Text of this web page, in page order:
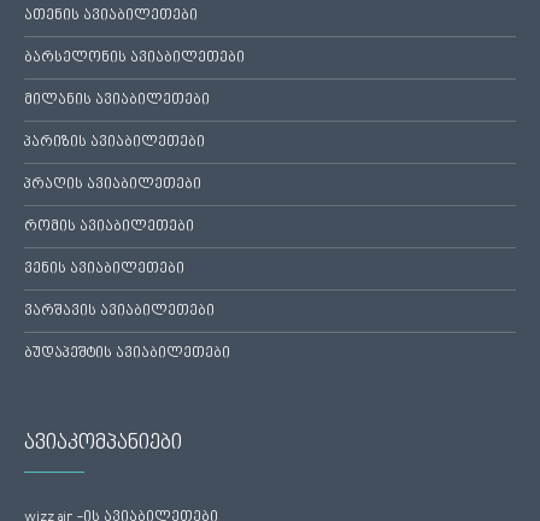
ათენის ავიაბილეთები
ბარსელონის ავიაბილეთები
მილანის ავიაბილეთები
პარიზის ავიაბილეთები
პრაღის ავიაბილეთები
რომის ავიაბილეთები
ვენის ავიაბილეთები
ვარშავის ავიაბილეთები
ბუდაპეშტის ავიაბილეთები
ავიაკომპანიები